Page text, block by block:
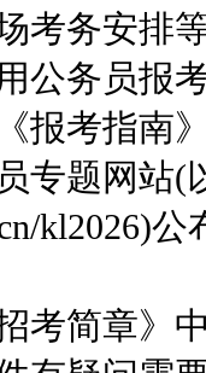
考务安排
公务员报
报考指南
专题网站(
kl2026)公
简章》中